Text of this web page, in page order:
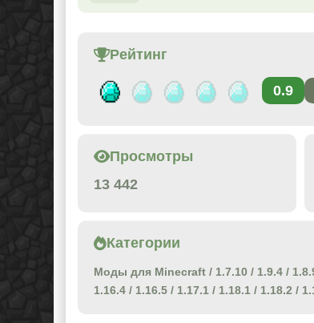
Рейтинг
0.9
Просмотры
13 442
Категории
Моды для Minecraft / 1.7.10 / 1.9.4 /
1.16.4 / 1.16.5 / 1.17.1 / 1.18.1 / 1.18.2 /